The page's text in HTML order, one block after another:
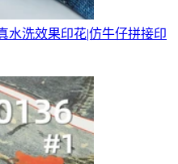
水洗效果印花|仿牛仔拼接印